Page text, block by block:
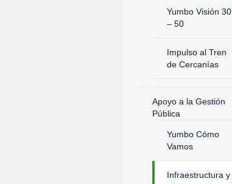
Yumbo Visión 30
– 50
Impulso al Tren
de Cercanías
Apoyo a la Gestión
Pública
Yumbo Cómo
Vamos
Infraestructura y